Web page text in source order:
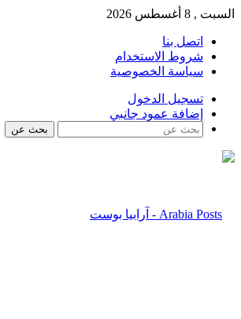
السبت , 8 أغسطس 2026
اتصل بنا
شروط الاستخدام
سياسة الخصوصية
تسجيل الدخول
إضافة عمود جانبي
بحث عن